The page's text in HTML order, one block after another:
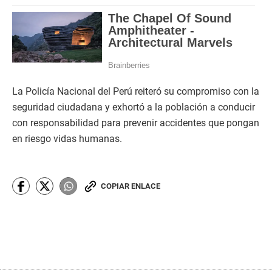
La Policía Nacional del Perú reiteró su compromiso con la
seguridad ciudadana y exhortó a la población a conducir
con responsabilidad para prevenir accidentes que pongan
en riesgo vidas humanas.
COPIAR ENLACE